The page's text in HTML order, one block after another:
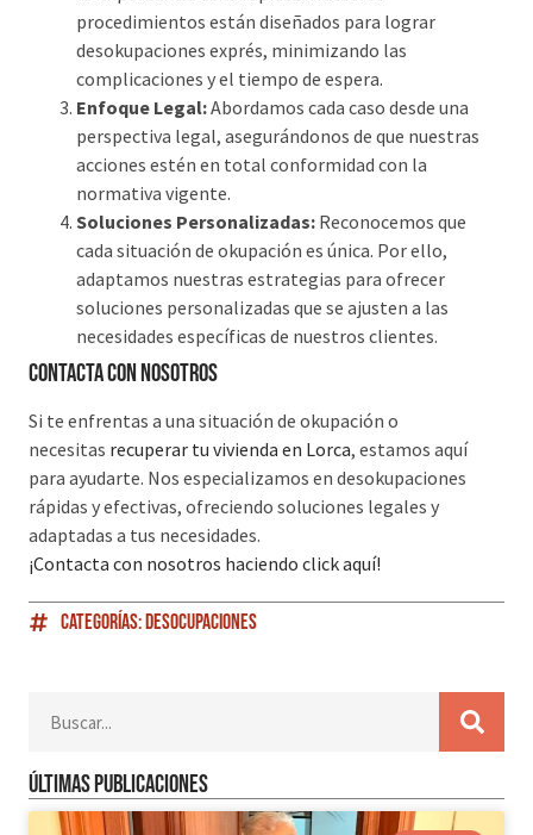
procedimientos están diseñados para lograr
desokupaciones exprés, minimizando las
complicaciones y el tiempo de espera.
Enfoque Legal:Abordamos cada caso desde una
perspectiva legal, asegurándonos de que nuestras
acciones estén en total conformidad con la
normativa vigente.
Soluciones Personalizadas: Reconocemos que
cada situación de okupación es única. Por ello,
adaptamos nuestras estrategias para ofrecer
soluciones personalizadas que se ajusten a las
necesidades específicas de nuestros clientes.
Contacta con nosotros
Si te enfrentas a una situación de okupación o
necesitas recuperar tu vivienda en Lorca, estamos aquí
para ayudarte. Nos especializamos en desokupaciones
rápidas y efectivas, ofreciendo soluciones legales y
adaptadas a tus necesidades.
¡Contacta con nosotros haciendo click aquí!
Categorías:Desocupaciones
Últimas publicaciones